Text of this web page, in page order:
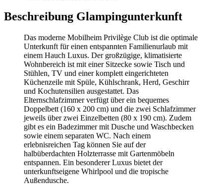
Beschreibung Glampingunterkunft
Das moderne Mobilheim Privilège Club ist die optimale
Unterkunft für einen entspannten Familienurlaub mit
einem Hauch Luxus. Der großzügige, klimatisierte
Wohnbereich ist mit einer Sitzecke sowie Tisch und
Stühlen, TV und einer komplett eingerichteten
Küchenzeile mit Spüle, Kühlschrank, Herd, Geschirr
und Kochutensilien ausgestattet. Das
Elternschlafzimmer verfügt über ein bequemes
Doppelbett (160 x 200 cm) und die zwei Schlafzimmer
jeweils über zwei Einzelbetten (80 x 190 cm). Zudem
gibt es ein Badezimmer mit Dusche und Waschbecken
sowie einem separaten WC. Nach einem
erlebnisreichen Tag können Sie auf der
halbüberdachten Holzterrasse mit Gartenmöbeln
entspannen. Ein besonderer Luxus bietet der
unterkunftseigene Whirlpool und die tropische
Außendusche.